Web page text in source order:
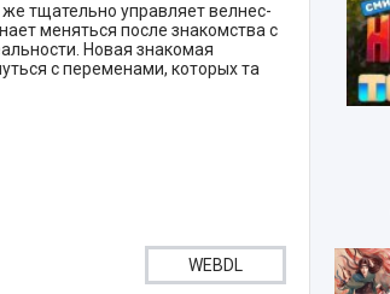
тщательно управляет велнес-
меняться после знакомства с
Новая знакомая
с переменами, которых та
WEBDL